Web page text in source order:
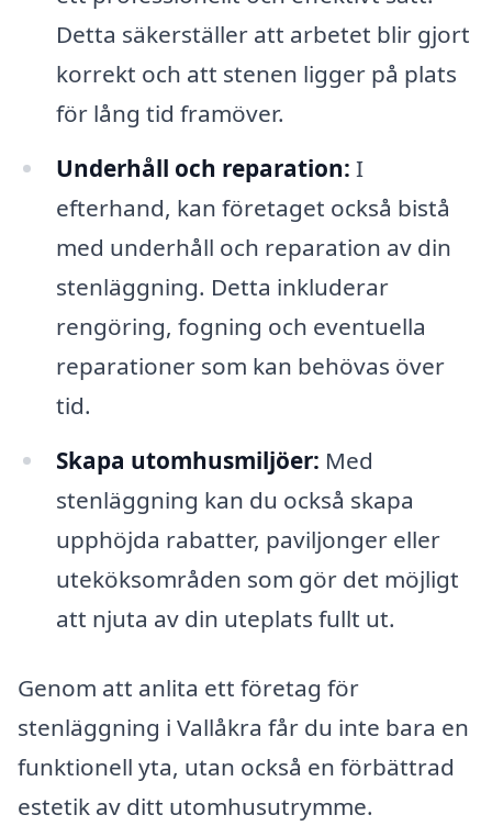
Detta säkerställer att arbetet blir gjort
korrekt och att stenen ligger på plats
för lång tid framöver.
Underhåll och reparation: I
efterhand, kan företaget också bistå
med underhåll och reparation av din
stenläggning. Detta inkluderar
rengöring, fogning och eventuella
reparationer som kan behövas över
tid.
Skapa utomhusmiljöer: Med
stenläggning kan du också skapa
upphöjda rabatter, paviljonger eller
uteköksområden som gör det möjligt
att njuta av din uteplats fullt ut.
Genom att anlita ett företag för
stenläggning i Vallåkra får du inte bara en
funktionell yta, utan också en förbättrad
estetik av ditt utomhusutrymme.